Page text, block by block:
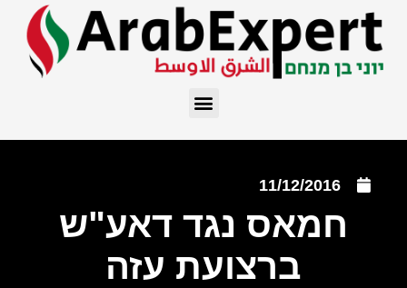
11/12/2016
חמאס נגד דאע"ש
ברצועת עזה